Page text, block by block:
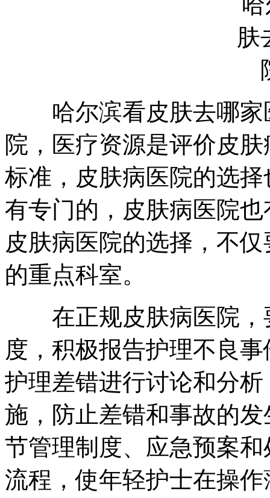
哈尔滨看皮肤去哪家
院，医疗资源是评价皮
标准，皮肤病医院的选
有专门的，皮肤病医院
皮肤病医院的选择，不
的重点科室。
在正规皮肤病医院，
度，积极报告护理不良
护理差错进行讨论和分
施，防止差错和事故的
节管理制度、应急预案
流程，使年轻护士在操